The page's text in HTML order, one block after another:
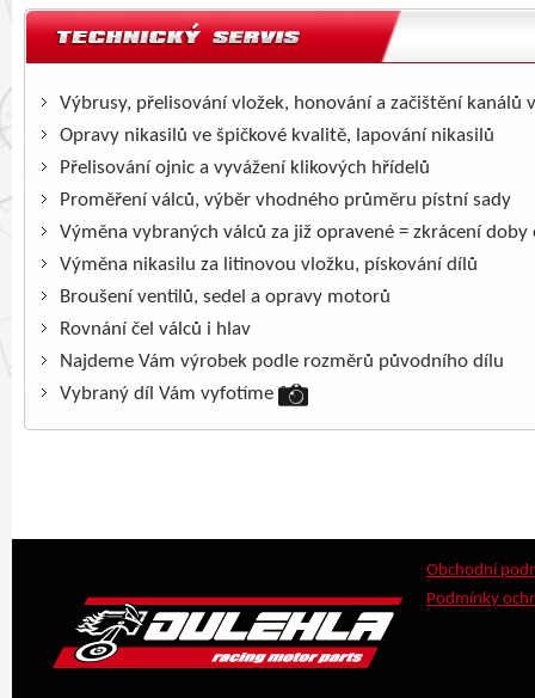
Výbrusy, přelisování vložek, honování a začištění kanálů
Opravy nikasilů ve špičkové kvalitě, lapování nikasilů
Přelisování ojnic a vyvážení klikových hřídelů
Proměření válců, výběr vhodného průměru pístní sady
Výměna vybraných válců za již opravené = zkrácení doby
Výměna nikasilu za litinovou vložku, pískování dílů
Broušení ventilů, sedel a opravy motorů
Rovnání čel válců i hlav
Najdeme Vám výrobek podle rozměrů původního dílu
Vybraný díl Vám vyfotíme
Obchodní
Podmínky